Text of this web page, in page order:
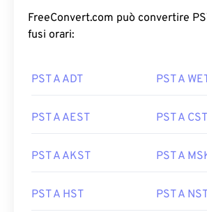
FreeConvert.com può convertire
fusi orari:
PST A ADT PST A
PST A AEST PST A CST
PST A AKST PST A
PST A HST PST A